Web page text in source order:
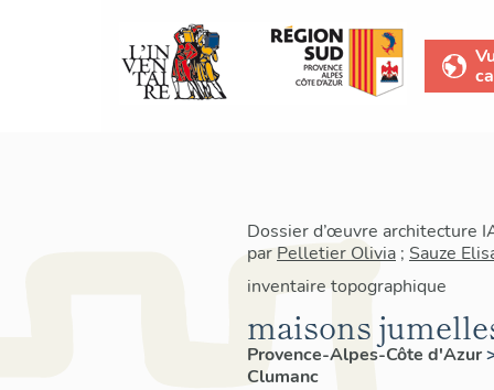
Dossier d’œuvre architecture
par Pelletier Olivia ; Sauze
inventaire topographique
maisons
Provence-Alpes-Côte d'Azur
Clumanc